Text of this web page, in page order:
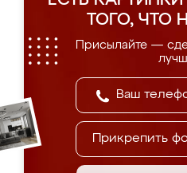
ТОГО, ЧТО
Присылайте —
Прикрепить